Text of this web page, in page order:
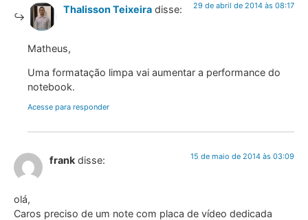
Thalisson Teixeira disse: 29 de abril de 2014 às 08:17
Matheus,
Uma formatação limpa vai aumentar a performance do
notebook.
Acesse para responder
frank disse: 15 de maio de 2014 às 03:09
olá,
Caros preciso de um note com placa de vídeo dedicada